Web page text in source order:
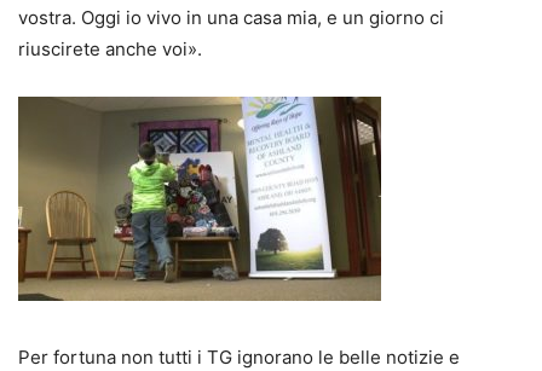
vostra. Oggi io vivo in una casa mia, e un giorno ci
riuscirete anche voi».
Per fortuna non tutti i TG ignorano le belle notizie e